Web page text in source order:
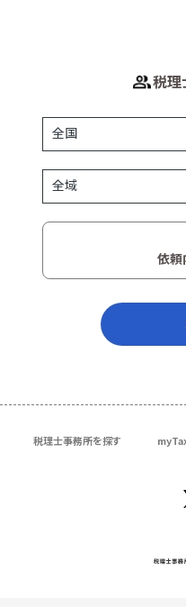
税理
依頼
税理士事務所を探す